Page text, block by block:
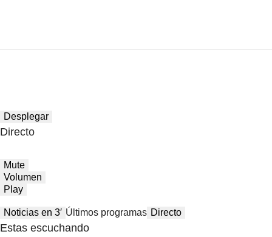
Desplegar
Directo
Mute
Volumen
Play
Noticias en 3′ Últimos programas Directo
Estas escuchando